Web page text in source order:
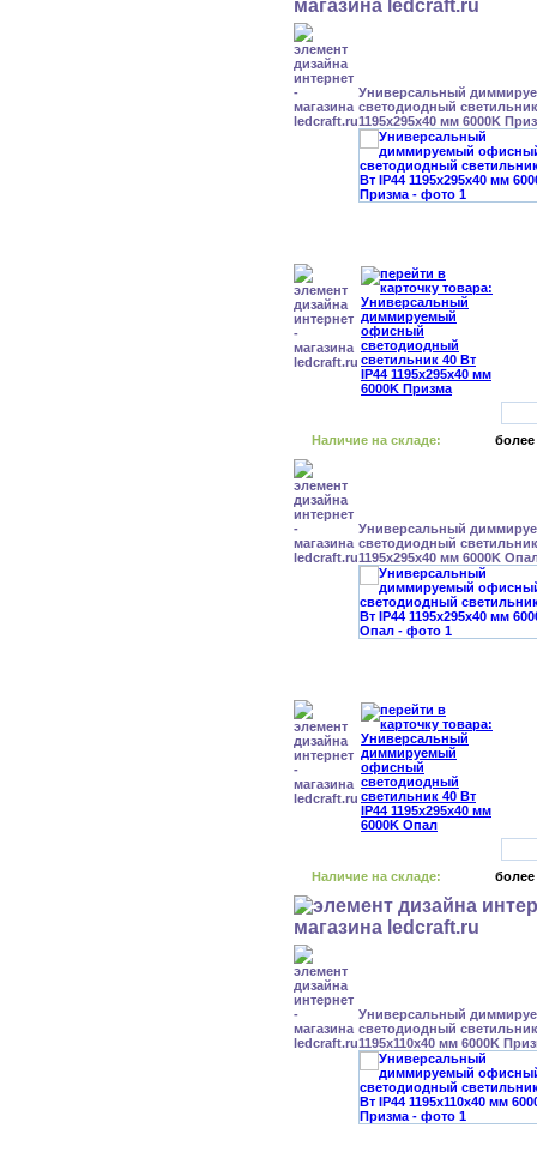
Универсальный
светодиодный
1195x295x40 мм 6000K
Наличие на складе: более
Универсальный
светодиодный
1195x295x40 мм 6000K
Наличие на складе: более
Универсальный
светодиодный
1195x110x40 мм 6000K